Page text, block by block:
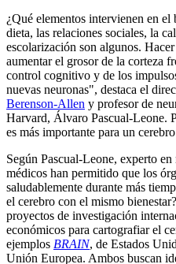
¿Qué elementos intervienen en
dieta, las relaciones sociales, la
escolarización son algunos.
aumentar el grosor de la corteza
control cognitivo y de los
nuevas neuronas", destaca el
Berenson-Allen y profesor de
Harvard, Álvaro Pascual-Leone.
es más importante para un
Según Pascual-Leone, experto
médicos han permitido que los
saludablemente durante más
el cerebro con el mismo
proyectos de investigación
económicos para cartografiar el
ejemplos BRAIN, de Estados
Unión Europea. Ambos buscan